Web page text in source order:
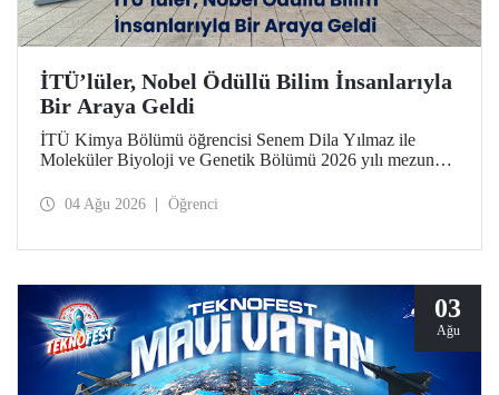
İTÜ’lüler, Nobel Ödüllü Bilim İnsanlarıyla
Bir Araya Geldi
İTÜ Kimya Bölümü öğrencisi Senem Dila Yılmaz ile
Moleküler Biyoloji ve Genetik Bölümü 2026 yılı mezunu
Etkinliklere Katılım Desteği kapsamında 75’inci Lindau
04 Ağu 2026 Öğrenci
03
Ağu